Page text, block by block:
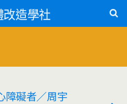
改造學社
障礙者／周宇